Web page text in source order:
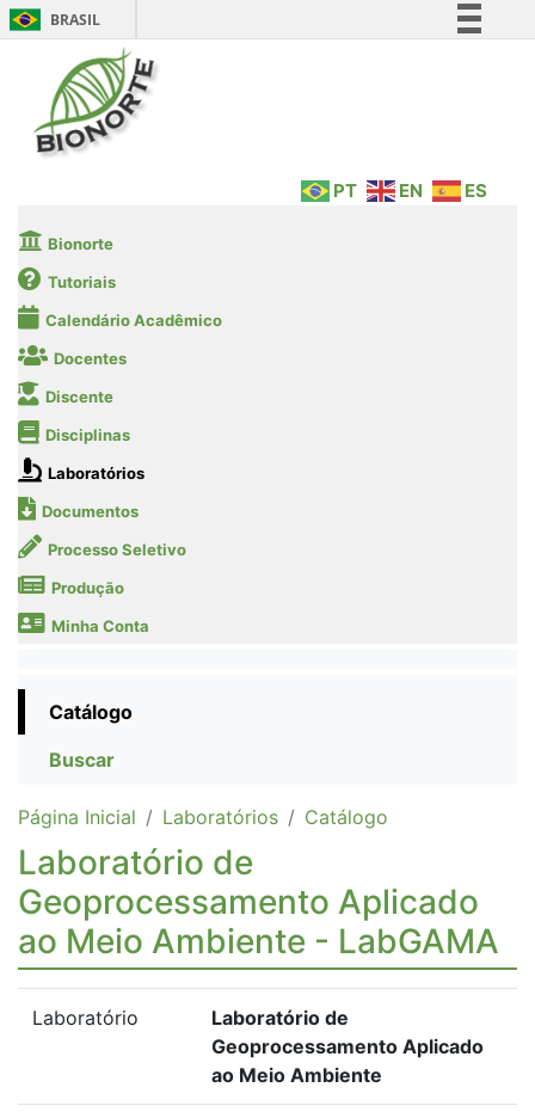
BRASIL
Legislação
PT EN ES
Bionorte
Tutoriais
Calendário Acadêmico
Docentes
Discente
Disciplinas
Laboratórios
Documentos
Processo Seletivo
Produção
Minha Conta
Catálogo
Buscar
Página Inicial Laboratórios Catálogo
Laboratório de
Geoprocessamento Aplicado
ao Meio Ambiente - LabGAMA
Laboratório
Laboratório de
Geoprocessamento Aplicado
ao Meio Ambiente